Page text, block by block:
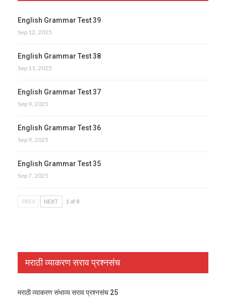
English Grammar Test 39
Sep 12, 2025
English Grammar Test 38
Sep 11, 2025
English Grammar Test 37
Sep 9, 2025
English Grammar Test 36
Sep 9, 2025
English Grammar Test 35
Sep 7, 2025
PREV NEXT 1 of 8
मराठी व्याकरण सराव प्रश्नसंच
मराठी व्याकरण संभाव्य सराव प्रश्नसंच 25